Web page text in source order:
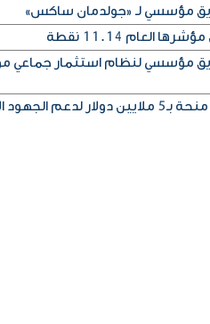
مؤسسي لـ «جولدمان ساكس»
11.14 نقطة
مؤسسي لنظام استثمار
سوريا وأفغانستان